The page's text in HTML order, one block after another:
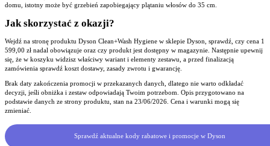
domu, istotny może być grzebień zapobiegający plątaniu włosów do 35 cm.
Jak skorzystać z okazji?
Wejdź na stronę produktu Dyson Clean+Wash Hygiene w sklepie Dyson, sprawdź, czy cena 1
599,00 zł nadal obowiązuje oraz czy produkt jest dostępny w magazynie. Następnie upewnij
się, że w koszyku widzisz właściwy wariant i elementy zestawu, a przed finalizacją
zamówienia sprawdź koszt dostawy, zasady zwrotu i gwarancję.
Brak daty zakończenia promocji w przekazanych danych, dlatego nie warto odkładać
decyzji, jeśli obniżka i zestaw odpowiadają Twoim potrzebom. Opis przygotowano na
podstawie danych ze strony produktu, stan na 23/06/2026. Cena i warunki mogą się
zmieniać.
Sprawdź aktualne kody rabatowe i promocje w Dyson